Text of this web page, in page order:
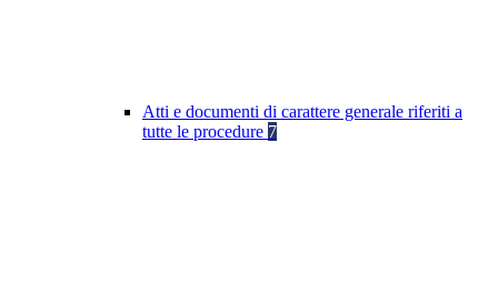
Atti e documenti di carattere generale riferiti a
tutte le procedure 7